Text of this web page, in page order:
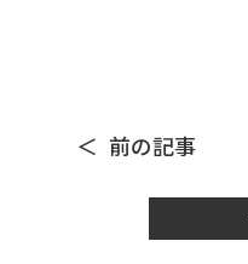
前の記事